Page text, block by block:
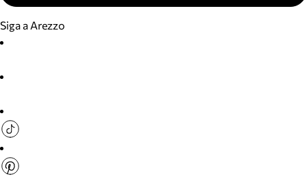
Siga a Arezzo